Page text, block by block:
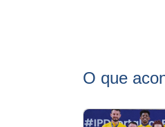
O que